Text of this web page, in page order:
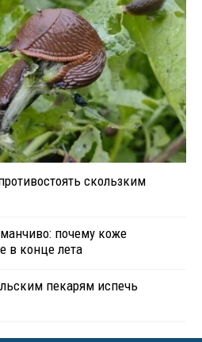
скользким
почему коже
в конце лета
пекарям испечь